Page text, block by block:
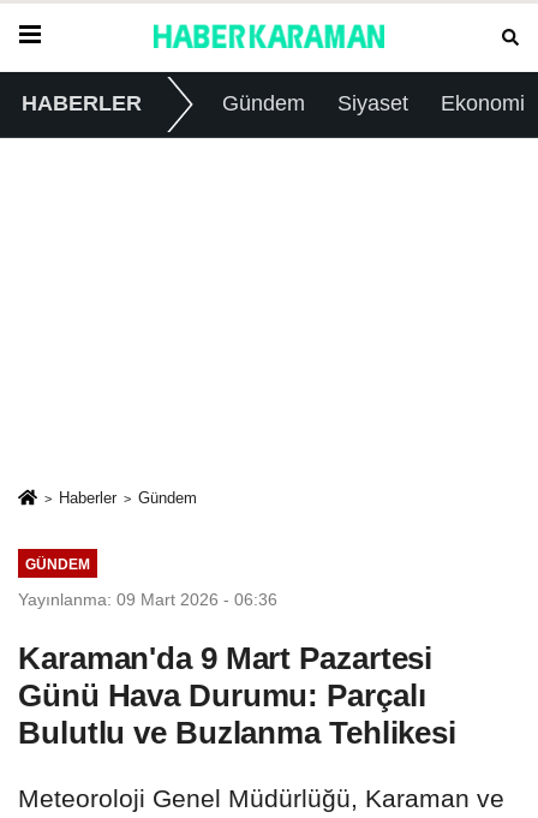
HABERLER Gündem Siyaset Ekonomi
Haberler Gündem
GÜNDEM
Yayınlanma: 09 Mart 2026 - 06:36
Karaman'da 9 Mart Pazartesi
Günü Hava Durumu: Parçalı
Bulutlu ve Buzlanma Tehlikesi
Meteoroloji Genel Müdürlüğü, Karaman ve